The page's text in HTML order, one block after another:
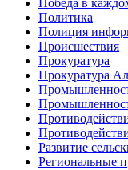
Победа в
Политика
Полиция
Происшествия
Прокуратура
Прокуратура
Развитие
Региональные